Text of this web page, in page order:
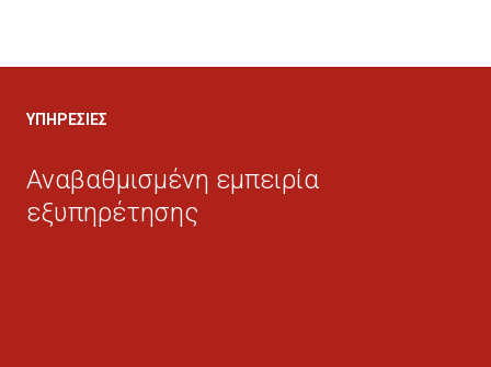
ΥΠΗΡΕΣΙΕΣ
Αναβαθμισμένη εμπειρία
εξυπηρέτησης